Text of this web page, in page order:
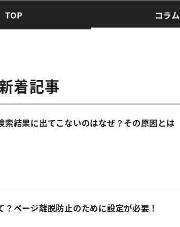
TOP コラム
着記事
索結果に出てこないのはなぜ？その原因とは
？ページ離脱防止のために設定が必要！